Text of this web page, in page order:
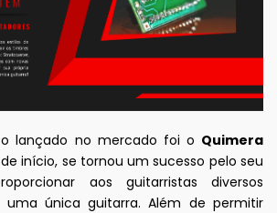
lançado no mercado foi o Quimera
início, se tornou um sucesso pelo seu
aos guitarristas diversos
uma única guitarra. Além de permitir